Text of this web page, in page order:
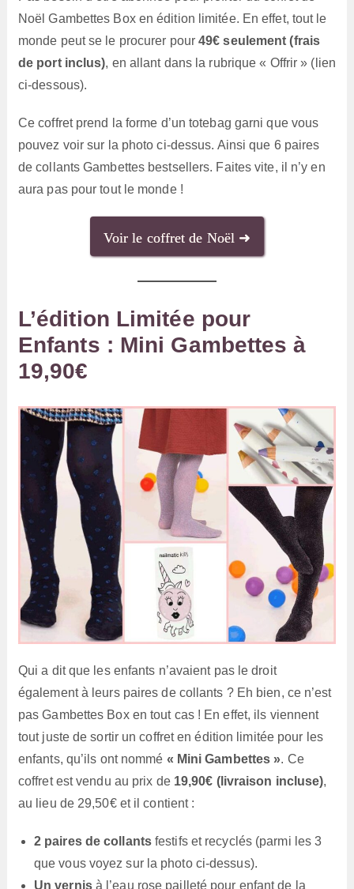
Noël Gambettes Box en édition limitée. En effet, tout le
monde peut se le procurer pour49€ seulement (frais
de port inclus), en allant dans la rubrique « Offrir » (lien
ci-dessous).
Ce coffret prend la forme d’un totebag garni que vous
pouvez voir sur la photo ci-dessus. Ainsi que 6 paires
de collants Gambettes bestsellers. Faites vite, il n’y en
aura pas pour tout le monde !
Voir le coffret de Noël ➜
L’édition Limitée pour
Enfants : Mini Gambettes à
19,90€
Qui a dit que les enfants n’avaient pas le droit
également à leurs paires de collants ? Eh bien, ce n’est
pas Gambettes Box en tout cas ! En effet, ils viennent
tout juste de sortir un coffret en édition limitée pour les
enfants, qu’ils ont nommé « Mini Gambettes ». Ce
coffret est vendu au prix de 19,90€ (livraison incluse),
au lieu de 29,50€ et il contient :
2 paires de collantsfestifs et recyclés (parmi les 3
que vous voyez sur la photo ci-dessus).
Un vernisà l’eau rose pailleté pour enfant de la